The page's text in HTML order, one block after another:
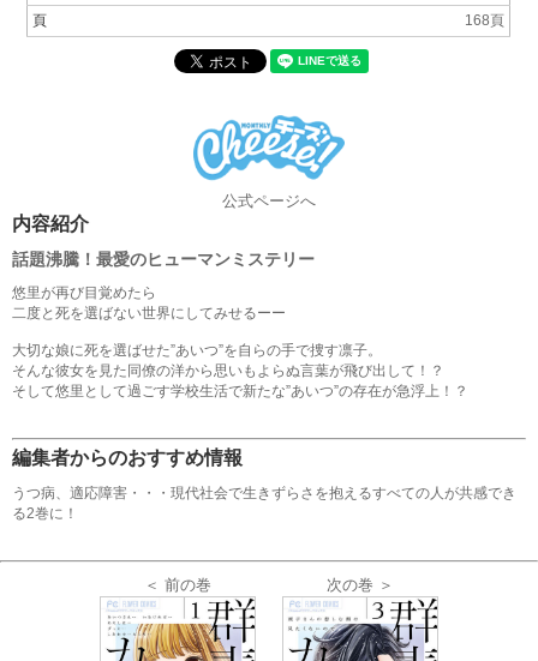
頁
168頁
公式ページへ
内容紹介
話題沸騰！最愛のヒューマンミステリー
悠里が再び目覚めたら
二度と死を選ばない世界にしてみせるーー
大切な娘に死を選ばせた”あいつ”を自らの手で捜す凛子。
そんな彼女を見た同僚の洋から思いもよらぬ言葉が飛び出して！？
そして悠里として過ごす学校生活で新たな”あいつ”の存在が急浮上！？
編集者からのおすすめ情報
うつ病、適応障害・・・現代社会で生きずらさを抱えるすべての人が共感でき
る2巻に！
＜ 前の巻 次の巻 ＞